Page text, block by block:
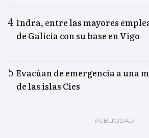
Indra, entre las mayores
de Galicia con su base en Vigo
Evacúan de emergencia a una
de las islas Cíes